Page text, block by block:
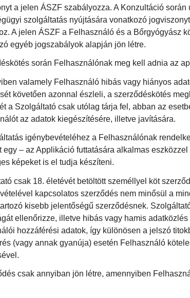
a jelen ÁSZF szabályozza. A Konzultáció
szolgáltatás nyújtására vonatkozó
A jelen ÁSZF a Felhasználó és a Bőrgyógyász
egyéb jogszabályok alapján jön létre.
során Felhasználónak meg kell adnia az
valamely Felhasználó hibás vagy hiányos
követően azonnal észleli, a szerződéskötés
a Szolgáltató csak utólag tárja fel, abban az
az adatok kiegészítésére, illetve javítására.
igénybevételéhez a Felhasználónak
egy – az Applikáció futtatására alkalmas
képeket is el tudja készíteni.
csak 18. életévét betöltött személlyel köt
kapcsolatos szerződés nem minősül a
kisebb jelentőségű szerződésnek.
ellenőrizze, illetve hibás vagy hamis
hozzáférési adatok, így különösen a jelszó
(vagy annak gyanúja) esetén Felhasználó
csak annyiban jön létre, amennyiben